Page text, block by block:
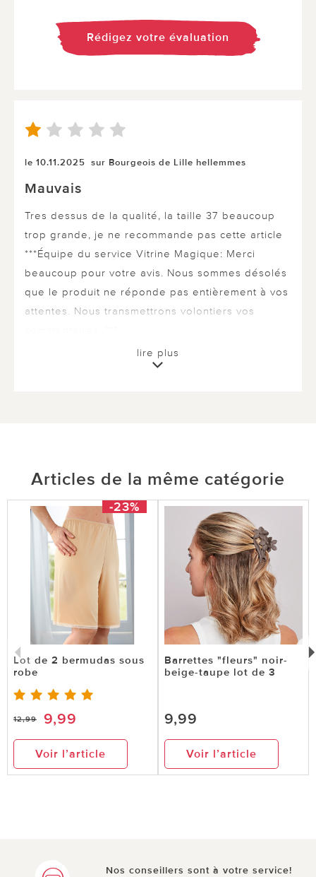
Rédigez votre évaluation
le 10.11.2025 sur Bourgeois de Lille hellemmes
Mauvais
Tres dessus de la qualité, la taille 37 beaucoup
trop grande, je ne recommande pas cette article
***Équipe du service Vitrine Magique: Merci
beaucoup pour votre avis. Nous sommes désolés
que le produit ne réponde pas entièrement à vos
attentes. Nous transmettrons volontiers vos
lire plus
Articles de la même catégorie
-23%
Lot de 2 bermudas sous
robe
12,99 9,99
Voir l’article
Barrettes "fleurs" noir-
beige-taupe lot de 3
9,99
Voir l’article
Nos conseillers sont à votre service!